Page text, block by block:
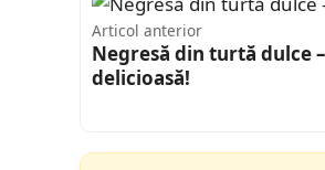
Articol anterior
Negresă din turtă dulce
delicioasă!